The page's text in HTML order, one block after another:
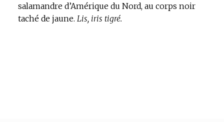
salamandre d’Amérique du Nord, au corps noir
taché de jaune. Lis, iris tigré.